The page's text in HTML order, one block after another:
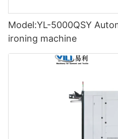
Model:YL-5000QSY Automatic tunnel garment
ironing machine